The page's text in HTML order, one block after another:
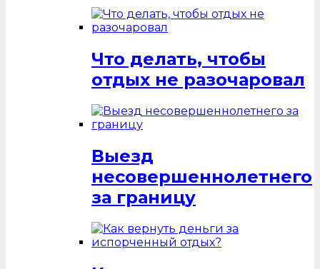
Что делать, чтобы
отдых не разочаровал
Выезд
несовершеннолетнего
за границу